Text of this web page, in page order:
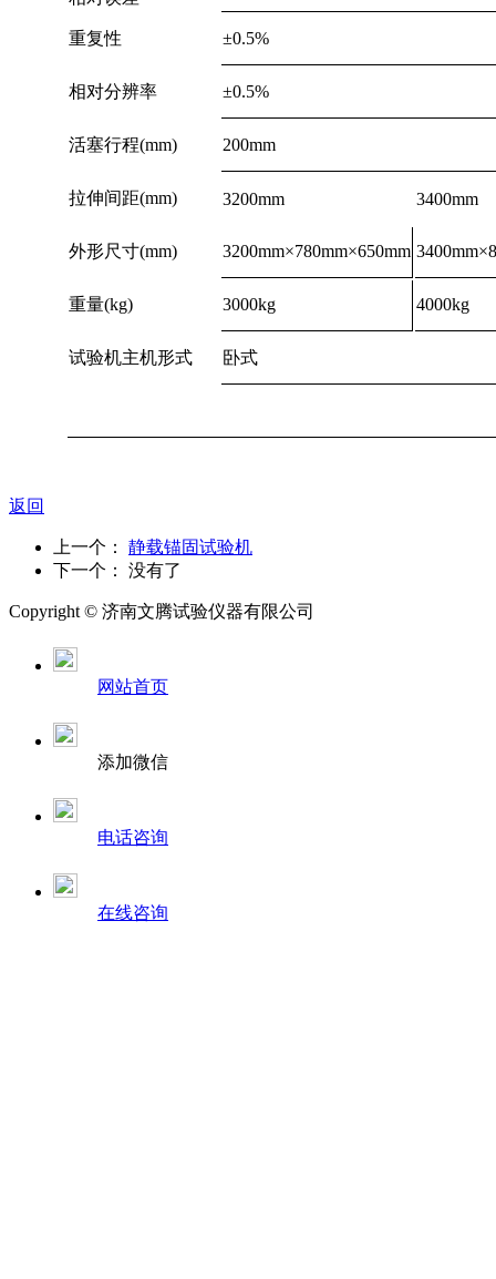
重复性 ±0.5%
相对分辨率 ±0.5%
活塞行程(mm) 200mm
拉伸间距(mm) 3200mm 3400mm
外形尺寸(mm) 3200mm×780mm×650mm
重量(kg) 3000kg 4000kg
试验机主机形式 卧式
返回
上一个： 静载锚固试验机
下一个： 没有了
Copyright © 济南文腾试验仪器有限公司
网站首页
添加微信
电话咨询
在线咨询